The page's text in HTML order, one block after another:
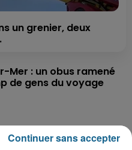
un grenier, deux
Mer : un obus ramené
de gens du voyage
de 5 ans percutée
Continuer sans accepter